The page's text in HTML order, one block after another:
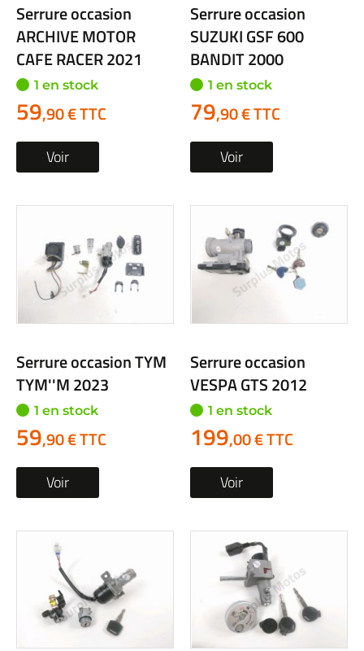
Serrure occasion
ARCHIVE MOTOR
CAFE RACER 2021
1 en stock
59,90 € TTC
Voir
Serrure occasion
SUZUKI GSF 600
BANDIT 2000
1 en stock
79,90 € TTC
Voir
Serrure occasion TYM
TYM''M 2023
1 en stock
59,90 € TTC
Voir
Serrure occasion
VESPA GTS 2012
1 en stock
199,00 € TTC
Voir